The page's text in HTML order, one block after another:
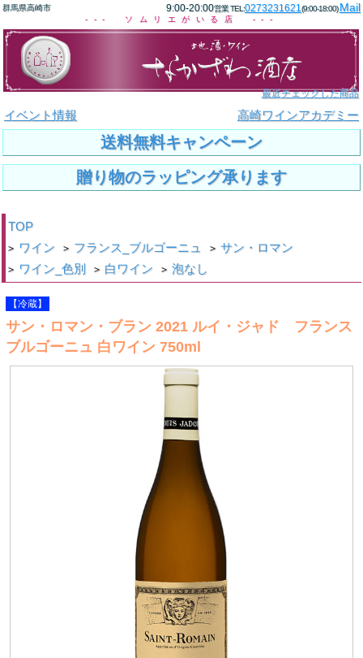
群馬県高崎市 9:00-20:00営業 TEL:0273231621(9:00-18:00)Mail
--- ソムリエがいる店 ---
最近チェックした商品
イベント情報 高崎ワインアカデミー
送料無料キャンペーン
贈り物のラッピング承ります
TOP
> ワイン > フランス_ブルゴーニュ > サン・ロマン
> ワイン_色別 > 白ワイン > 泡なし
【冷蔵】
サン・ロマン・ブラン 2021 ルイ・ジャド フランス
ブルゴーニュ 白ワイン 750ml